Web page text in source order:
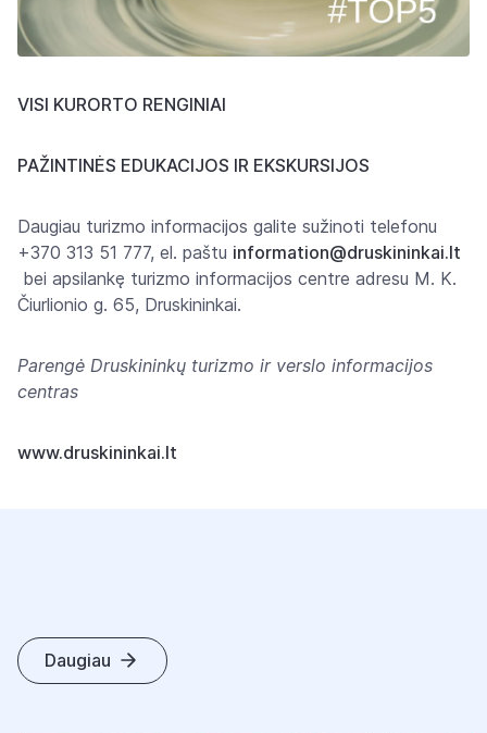
VISI KURORTO RENGINIAI
PAŽINTINĖS EDUKACIJOS IR EKSKURSIJOS
Daugiau turizmo informacijos galite sužinoti telefonu
+370 313 51 777, el. paštu information@druskininkai.lt
bei apsilankę turizmo informacijos centre adresu M. K.
Čiurlionio g. 65, Druskininkai.
Parengė Druskininkų turizmo ir verslo informacijos
centras
www.druskininkai.lt
Daugiau